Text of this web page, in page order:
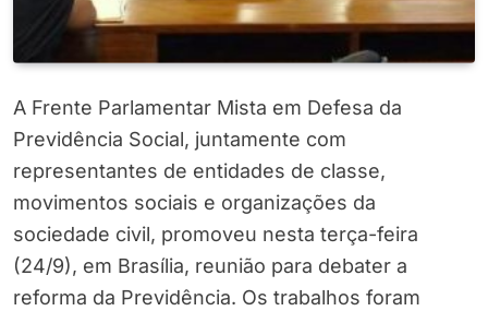
A Frente Parlamentar Mista em Defesa da
Previdência Social, juntamente com
representantes de entidades de classe,
movimentos sociais e organizações da
sociedade civil, promoveu nesta terça-feira
(24/9), em Brasília, reunião para debater a
reforma da Previdência. Os trabalhos foram